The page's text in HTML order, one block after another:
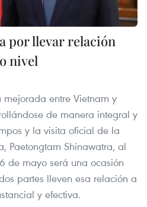
por llevar relación
nivel
entre Vietnam y
de manera integral y
y la visita oficial de la
Paetongtarn Shinawatra, al
de mayo será una ocasión
partes lleven esa relación a
y efectiva.